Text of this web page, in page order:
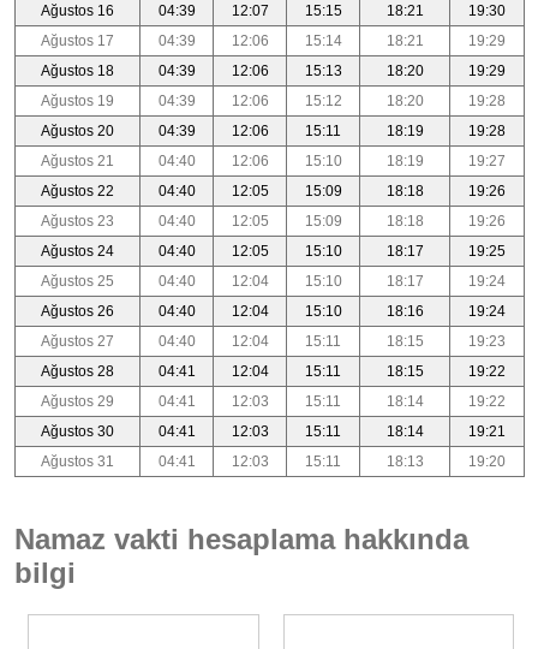
Ağustos 16
04:39 12:07 15:15 18:21
19:30
Ağustos 17
04:39 12:06 15:14 18:21
19:29
Ağustos 18
04:39 12:06 15:13 18:20
19:29
Ağustos 19
04:39 12:06 15:12 18:20
19:28
Ağustos 20
04:39 12:06 15:11 18:19
19:28
Ağustos 21
04:40 12:06 15:10 18:19
19:27
Ağustos 22
04:40 12:05 15:09 18:18
19:26
Ağustos 23
04:40 12:05 15:09 18:18
19:26
Ağustos 24
04:40 12:05 15:10 18:17
19:25
Ağustos 25
04:40 12:04 15:10 18:17
19:24
Ağustos 26
04:40 12:04 15:10 18:16
19:24
Ağustos 27
04:40 12:04 15:11 18:15
19:23
Ağustos 28
04:41 12:04 15:11 18:15
19:22
Ağustos 29
04:41 12:03 15:11 18:14
19:22
Ağustos 30
04:41 12:03 15:11 18:14
19:21
Ağustos 31
04:41 12:03 15:11 18:13 19:20
Namaz vakti hesaplama hakkında
bilgi